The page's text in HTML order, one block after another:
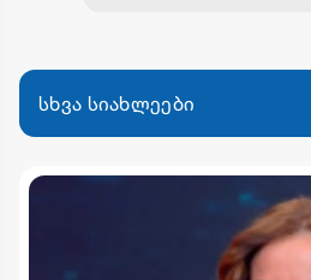
სხვა სიახლეები